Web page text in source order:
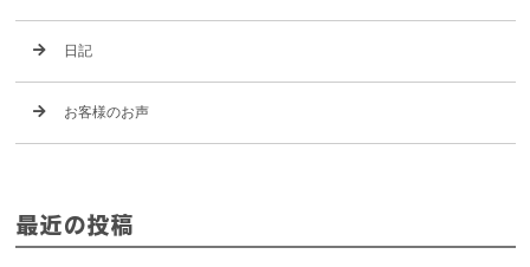
日記
お客様のお声
最近の投稿